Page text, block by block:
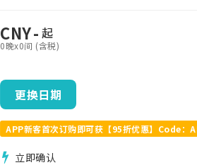
CNY- 起
0晚x0间 (含税)
更换日期
APP新客首次订购即可获【95折优惠】Code：
立即确认